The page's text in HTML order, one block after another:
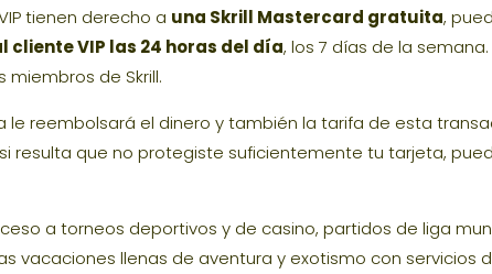
tienen derecho a una Skrill Mastercard gratuita,
cliente VIP las 24 horas del día, los 7 días de la
miembros de Skrill.
reembolsará el dinero y también la tarifa de esta
que no protegiste suficientemente tu tarjeta,
a torneos deportivos y de casino, partidos de liga
vacaciones llenas de aventura y exotismo con servicios